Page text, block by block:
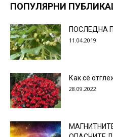
ПОПУЛЯРНИ
ПОСЛЕДНА
11.04.2019
Как се
28.09.2022